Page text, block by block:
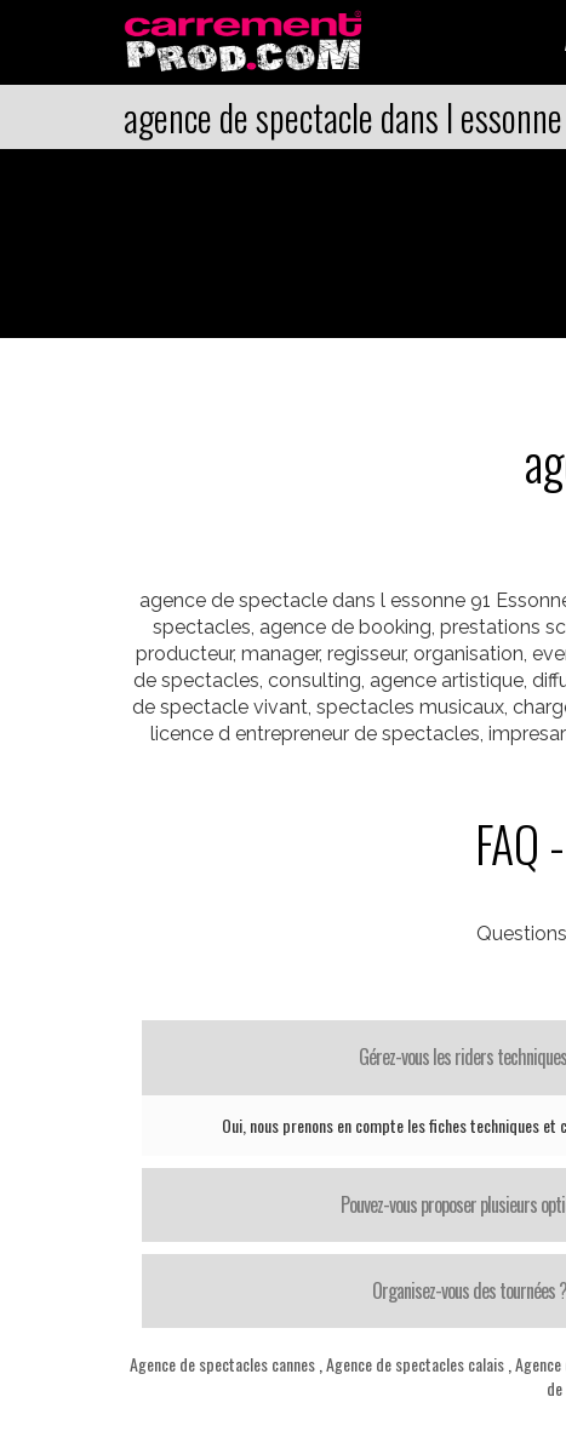
agence de spectacle dans l essonne
agence de spectacle dans l essonne 91
spectacles, agence de booking, prestations
producteur, manager, regisseur, organisation,
de spectacles, consulting, agence artistique,
de spectacle vivant, spectacles musicaux,
licence d entrepreneur de spectacles,
Gérez-vous les riders
Oui, nous prenons en compte les fiches techniques et
Pouvez-vous proposer plusieurs
Organisez-vous des tournées ?
Agence de spectacles cannes Agence de spectacles calais